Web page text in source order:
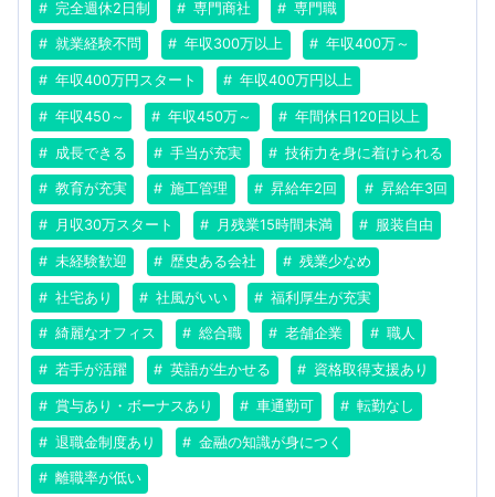
完全週休2日制 専門商社 専門職
就業経験不問 年収300万以上 年収400万～
年収400万円スタート 年収400万円以上
年収450～ 年収450万～ 年間休日120日以上
成長できる 手当が充実 技術力を身に着けられる
教育が充実 施工管理 昇給年2回 昇給年3回
月収30万スタート 月残業15時間未満 服装自由
未経験歓迎 歴史ある会社 残業少なめ
社宅あり 社風がいい 福利厚生が充実
綺麗なオフィス 総合職 老舗企業 職人
若手が活躍 英語が生かせる 資格取得支援あり
賞与あり・ボーナスあり 車通勤可 転勤なし
退職金制度あり 金融の知識が身につく
離職率が低い